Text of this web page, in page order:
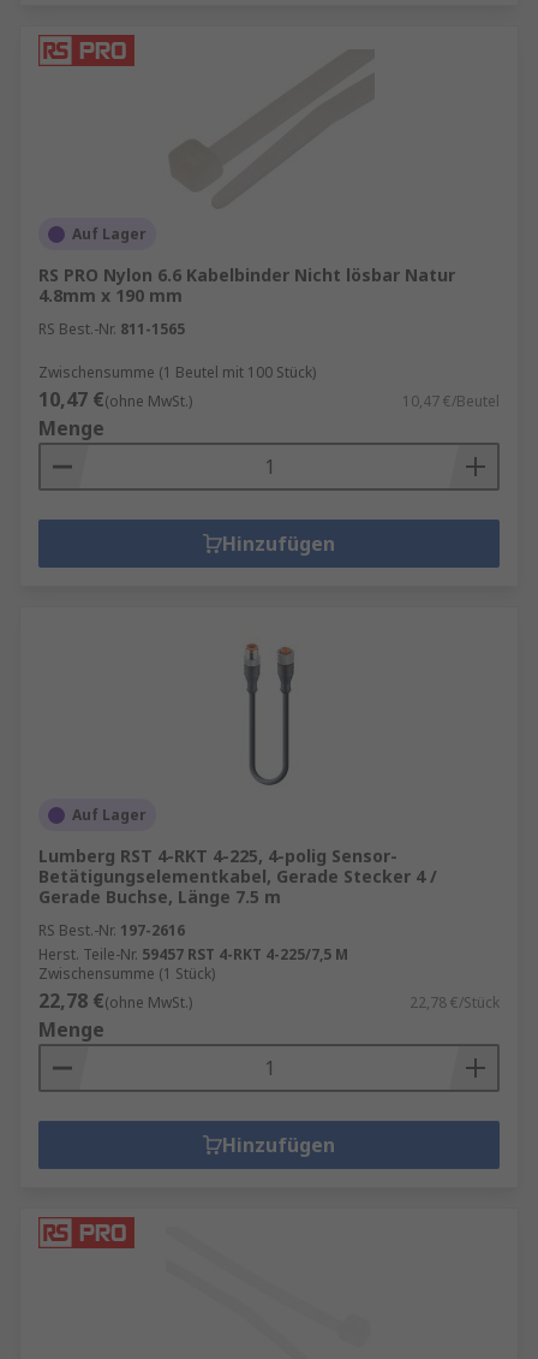
Auf Lager
RS PRO Nylon 6.6 Kabelbinder Nicht lösbar Natur
4.8mm x 190 mm
RS Best.-Nr. 811-1565
Zwischensumme (1 Beutel mit 100 Stück)
10,47 €(ohne MwSt.) 10,47 €/Beutel
Menge
Hinzufügen
Auf Lager
Lumberg RST 4-RKT 4-225, 4-polig Sensor-
Betätigungselementkabel, Gerade Stecker 4 /
Gerade Buchse, Länge 7.5 m
RS Best.-Nr. 197-2616
Herst. Teile-Nr. 59457 RST 4-RKT 4-225/7,5 M
Zwischensumme (1 Stück)
22,78 €(ohne MwSt.) 22,78 €/Stück
Menge
Hinzufügen